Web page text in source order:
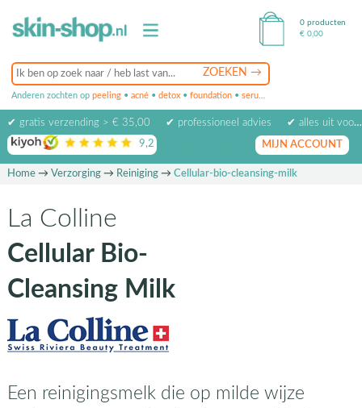
Anderen zochten op peeling • acné • detox • foundation • serum
0 producten
€ 0,00
✔ gratis verzending > € 35,00 ✔ professioneel advies
✔ alles uit voorraad leverbaar
9,2 op basis van beoordelingen
MIJN ACCOUNT
Home→ Verzorging→ Reiniging→ Cellular-bio-cleansing-milk
La Colline
Cellular Bio-
Cleansing Milk
Een reinigingsmelk die op milde wijze